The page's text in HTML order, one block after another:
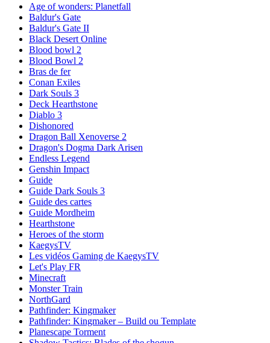
Age of wonders: Planetfall
Baldur's Gate
Baldur's Gate II
Black Desert Online
Blood bowl 2
Blood Bowl 2
Bras de fer
Conan Exiles
Dark Souls 3
Deck Hearthstone
Diablo 3
Dishonored
Dragon Ball Xenoverse 2
Dragon's Dogma Dark Arisen
Endless Legend
Genshin Impact
Guide
Guide Dark Souls 3
Guide des cartes
Guide Mordheim
Hearthstone
Heroes of the storm
KaegysTV
Les vidéos Gaming de KaegysTV
Let's Play FR
Minecraft
Monster Train
NorthGard
Pathfinder: Kingmaker
Pathfinder: Kingmaker – Build ou Template
Planescape Torment